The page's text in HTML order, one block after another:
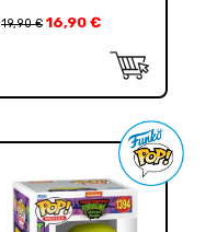
19,90€ 16,90 €